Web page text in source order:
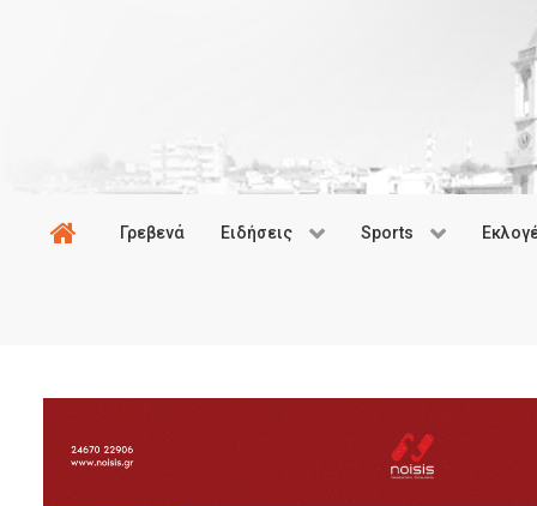
Γρεβενά Ειδήσεις Sports